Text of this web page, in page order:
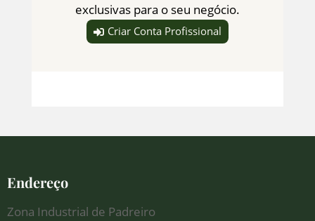
exclusivas para o seu negócio.
Criar Conta Profissional
Endereço
Zona Industrial de Padreiro